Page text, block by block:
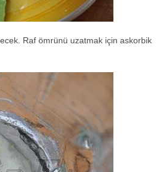
Raf ömrünü uzatmak için askorbik